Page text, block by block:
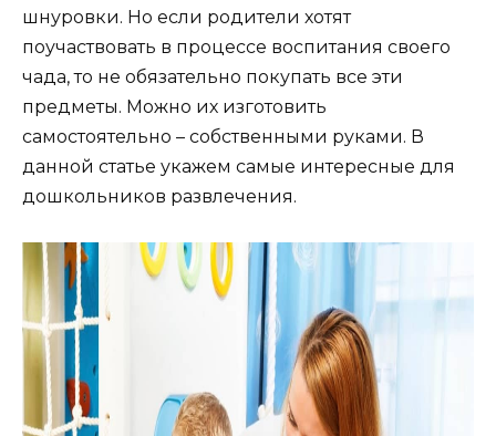
шнуровки. Но если родители хотят
поучаствовать в процессе воспитания своего
чада, то не обязательно покупать все эти
предметы. Можно их изготовить
самостоятельно – собственными руками. В
данной статье укажем самые интересные для
дошкольников развлечения.